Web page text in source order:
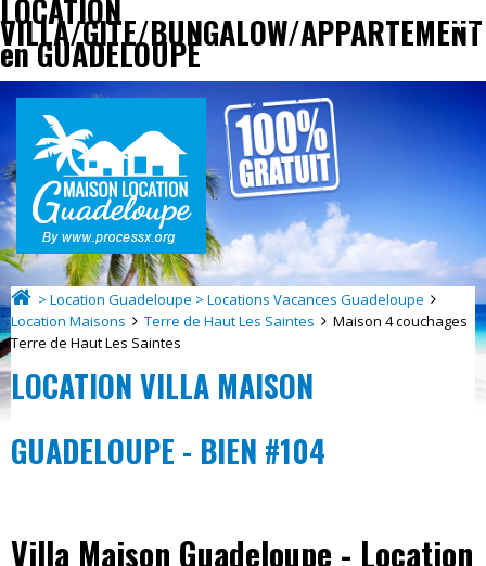
LOCATION
VILLA/GITE/BUNGALOW/APPARTEMENT
en GUADELOUPE
> Location Guadeloupe > Locations Vacances Guadeloupe
Location Maisons
Terre de Haut Les Saintes
Maison 4 couchages
Terre de Haut Les Saintes
LOCATION VILLA MAISON
GUADELOUPE - BIEN #104
Villa Maison Guadeloupe - Location